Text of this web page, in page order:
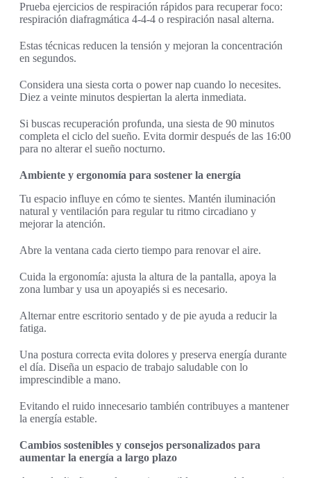
Prueba ejercicios de respiración rápidos para recuperar foco:
respiración diafragmática 4-4-4 o respiración nasal alterna.
Estas técnicas reducen la tensión y mejoran la concentración
en segundos.
Considera una siesta corta o power nap cuando lo necesites.
Diez a veinte minutos despiertan la alerta inmediata.
Si buscas recuperación profunda, una siesta de 90 minutos
completa el ciclo del sueño. Evita dormir después de las 16:00
para no alterar el sueño nocturno.
Ambiente y ergonomía para sostener la energía
Tu espacio influye en cómo te sientes. Mantén iluminación
natural y ventilación para regular tu ritmo circadiano y
mejorar la atención.
Abre la ventana cada cierto tiempo para renovar el aire.
Cuida la ergonomía: ajusta la altura de la pantalla, apoya la
zona lumbar y usa un apoyapiés si es necesario.
Alternar entre escritorio sentado y de pie ayuda a reducir la
fatiga.
Una postura correcta evita dolores y preserva energía durante
el día. Diseña un espacio de trabajo saludable con lo
imprescindible a mano.
Evitando el ruido innecesario también contribuyes a mantener
la energía estable.
Cambios sostenibles y consejos personalizados para
aumentar la energía a largo plazo